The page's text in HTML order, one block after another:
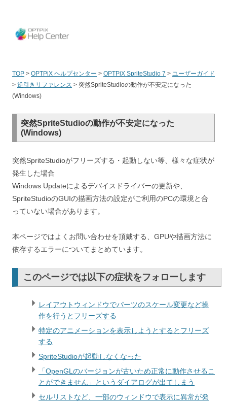
TOP > OPTPiX ヘルプセンター > OPTPiX SpriteStudio 7 > ユーザーガイド
> 逆引きリファレンス > 突然SpriteStudioの動作が不安定になった
(Windows)
突然SpriteStudioの動作が不安定になった
(Windows)
突然SpriteStudioがフリーズする・起動しない等、様々な症状が
発生した場合
Windows Updateによるデバイスドライバーの更新や、
SpriteStudioのGUIの描画方法の設定がご利用のPCの環境と合
っていない場合があります。
本ページではよくお問い合わせを頂戴する、GPUや描画方法に
依存するエラーについてまとめています。
このページでは以下の症状をフォローします
レイアウトウィンドウでパーツのスケール変更など操
作を行うとフリーズする
特定のアニメーションを表示しようとするとフリーズ
する
SpriteStudioが起動しなくなった
「OpenGLのバージョンが古いため正常に動作させるこ
とができません」というダイアログが出てしまう
セルリストなど、一部のウィンドウで表示に異常が発